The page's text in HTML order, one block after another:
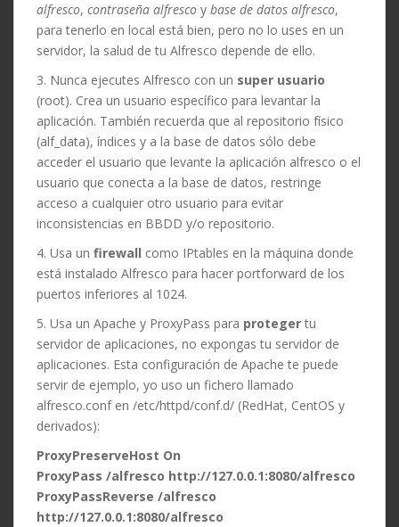
alfresco, contraseña alfresco y base de datos alfresco,
para tenerlo en local está bien, pero no lo uses en un
servidor, la salud de tu Alfresco depende de ello.
3. Nunca ejecutes Alfresco con un super usuario
(root). Crea un usuario específico para levantar la
aplicación. También recuerda que al repositorio físico
(alf_data), índices y a la base de datos sólo debe
acceder el usuario que levante la aplicación alfresco o el
usuario que conecta a la base de datos, restringe
acceso a cualquier otro usuario para evitar
inconsistencias en BBDD y/o repositorio.
4. Usa un firewall como IPtables en la máquina donde
está instalado Alfresco para hacer portforward de los
puertos inferiores al 1024.
5. Usa un Apache y ProxyPass para proteger tu
servidor de aplicaciones, no expongas tu servidor de
aplicaciones. Esta configuración de Apache te puede
servir de ejemplo, yo uso un fichero llamado
alfresco.conf en /etc/httpd/conf.d/ (RedHat, CentOS y
derivados):
ProxyPreserveHost On
ProxyPass /alfresco http://127.0.0.1:8080/alfresco
ProxyPassReverse /alfresco
http://127.0.0.1:8080/alfresco